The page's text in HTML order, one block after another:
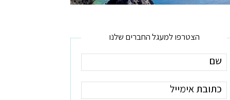
הצטרפו למעגל החברים שלנו